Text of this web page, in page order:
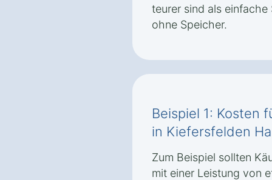
teurer sind als einfache
ohne Speicher.
Beispiel 1: Kosten
in Kiefersfelden
Zum Beispiel sollten
mit einer Leistung von